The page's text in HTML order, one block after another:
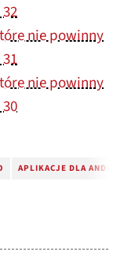
nie powinny
nie powinny
APLIKACJE DLA